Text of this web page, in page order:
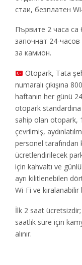
стаи, безплатен
Първите 2 часа са
започнат 24-
за камион.
Otopark, Tata
numaralı çıkışına
haftanın her günü
otopark
sahip olan otopark,
çevrilmiş,
personel
ücretlendirilecek
için kahvaltı ve
ayrı kilitlenebilen
Wi-Fi ve kiralanabilir
İlk 2 saat
saatlik süre için
alınır.